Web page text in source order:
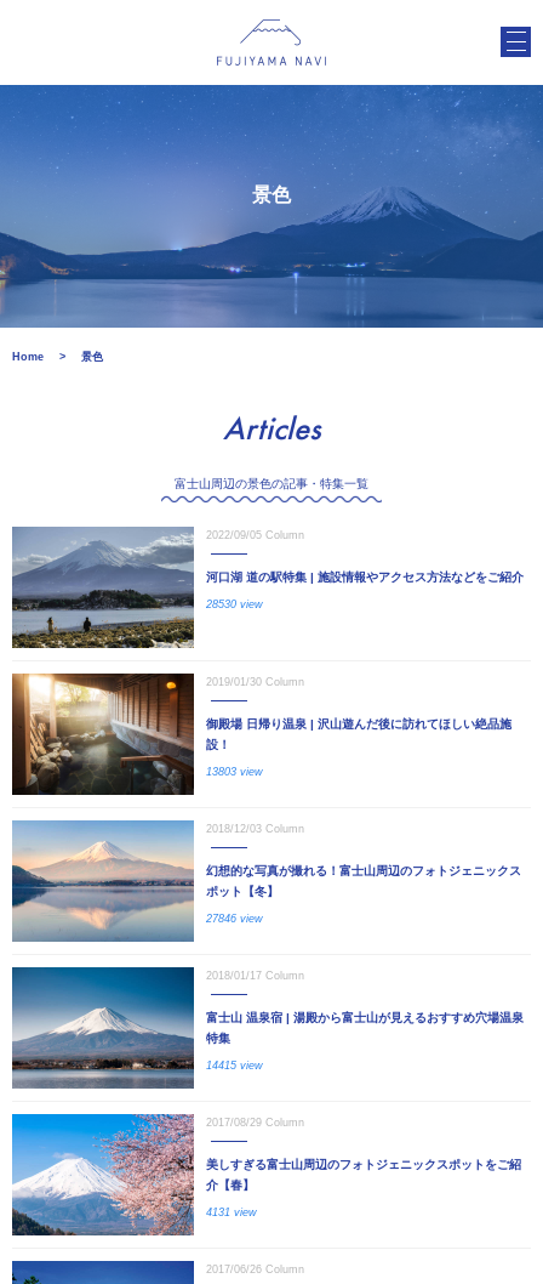
景色
Home 景色
Articles
富士山周辺の景色の記事・特集一覧
2022/09/05 Column
河口湖 道の駅特集 | 施設情報やアクセス方法などをご紹介
28530 view
2019/01/30 Column
御殿場 日帰り温泉 | 沢山遊んだ後に訪れてほしい絶品施
設！
13803 view
2018/12/03 Column
幻想的な写真が撮れる！富士山周辺のフォトジェニックス
ポット【冬】
27846 view
2018/01/17 Column
富士山 温泉宿 | 湯殿から富士山が見えるおすすめ穴場温泉
特集
14415 view
2017/08/29 Column
美しすぎる富士山周辺のフォトジェニックスポットをご紹
介【春】
4131 view
2017/06/26 Column